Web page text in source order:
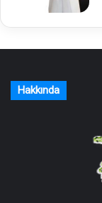
Hakkında